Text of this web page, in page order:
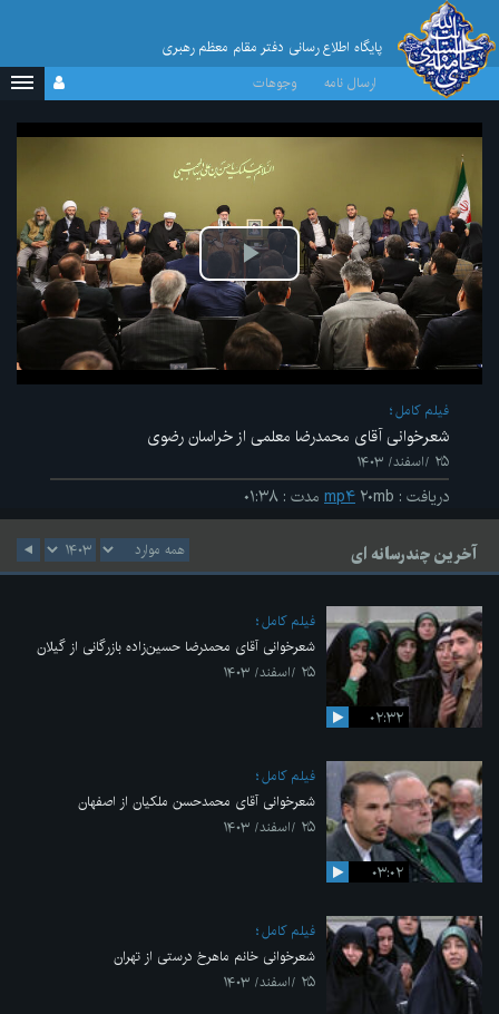
پایگاه اطلاع رسانی دفتر مقام معظم رهبری
ارسال نامه
وجوهات
پخش
ویدیو
فیلم کامل
شعرخوانی آقای محمدرضا معلمی از خراسان رضوی
۲۵ /اسفند/ ۱۴۰۳
دریافت : mp۴ ۲۰mb مدت : ۰۱:۳۸
آخرین چندرسانه ای
۰۲:۳۲
فیلم کامل
شعرخوانی آقای محمدرضا حسین‌زاده بازرگانی از گیلان
۲۵ /اسفند/ ۱۴۰۳
۰۳:۰۲
فیلم کامل
شعرخوانی آقای محمدحسن ملکیان از اصفهان
۲۵ /اسفند/ ۱۴۰۳
فیلم کامل
شعرخوانی خانم ماهرخ درستی از تهران
۲۵ /اسفند/ ۱۴۰۳